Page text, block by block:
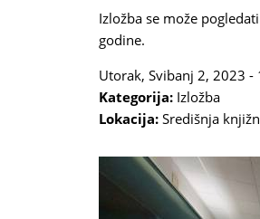
Izložba se može
godine.
Utorak, Svibanj 2, 2023 -
Kategorija: Izložba
Lokacija: Središnja